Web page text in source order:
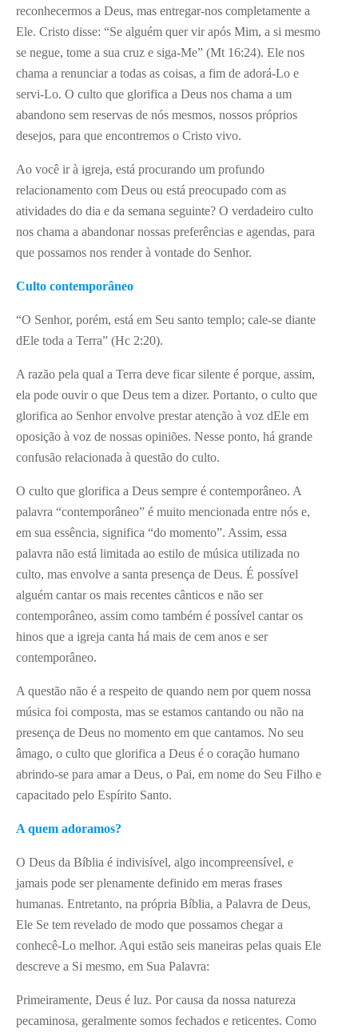
reconhecermos a Deus, mas entregar-nos completamente a
Ele. Cristo disse: “Se alguém quer vir após Mim, a si mesmo
se negue, tome a sua cruz e siga-Me” (Mt 16:24). Ele nos
chama a renunciar a todas as coisas, a fim de adorá-Lo e
servi-Lo. O culto que glorifica a Deus nos chama a um
abandono sem reservas de nós mesmos, nossos próprios
desejos, para que encontremos o Cristo vivo.
Ao você ir à igreja, está procurando um profundo
relacionamento com Deus ou está preocupado com as
atividades do dia e da semana seguinte? O verdadeiro culto
nos chama a abandonar nossas preferências e agendas, para
que possamos nos render à vontade do Senhor.
Culto contemporâneo
“O Senhor, porém, está em Seu santo templo; cale-se diante
dEle toda a Terra” (Hc 2:20).
A razão pela qual a Terra deve ficar silente é porque, assim,
ela pode ouvir o que Deus tem a dizer. Portanto, o culto que
glorifica ao Senhor envolve prestar atenção à voz dEle em
oposição à voz de nossas opiniões. Nesse ponto, há grande
confusão relacionada à questão do culto.
O culto que glorifica a Deus sempre é contemporâneo. A
palavra “contemporâneo” é muito mencionada entre nós e,
em sua essência, significa “do momento”. Assim, essa
palavra não está limitada ao estilo de música utilizada no
culto, mas envolve a santa presença de Deus. É possível
alguém cantar os mais recentes cânticos e não ser
contemporâneo, assim como também é possível cantar os
hinos que a igreja canta há mais de cem anos e ser
contemporâneo.
A questão não é a respeito de quando nem por quem nossa
música foi composta, mas se estamos cantando ou não na
presença de Deus no momento em que cantamos. No seu
âmago, o culto que glorifica a Deus é o coração humano
abrindo-se para amar a Deus, o Pai, em nome do Seu Filho e
capacitado pelo Espírito Santo.
A quem adoramos?
O Deus da Bíblia é indivisível, algo incompreensível, e
jamais pode ser plenamente definido em meras frases
humanas. Entretanto, na própria Bíblia, a Palavra de Deus,
Ele Se tem revelado de modo que possamos chegar a
conhecê-Lo melhor. Aqui estão seis maneiras pelas quais Ele
descreve a Si mesmo, em Sua Palavra:
Primeiramente, Deus é luz. Por causa da nossa natureza
pecaminosa, geralmente somos fechados e reticentes. Como